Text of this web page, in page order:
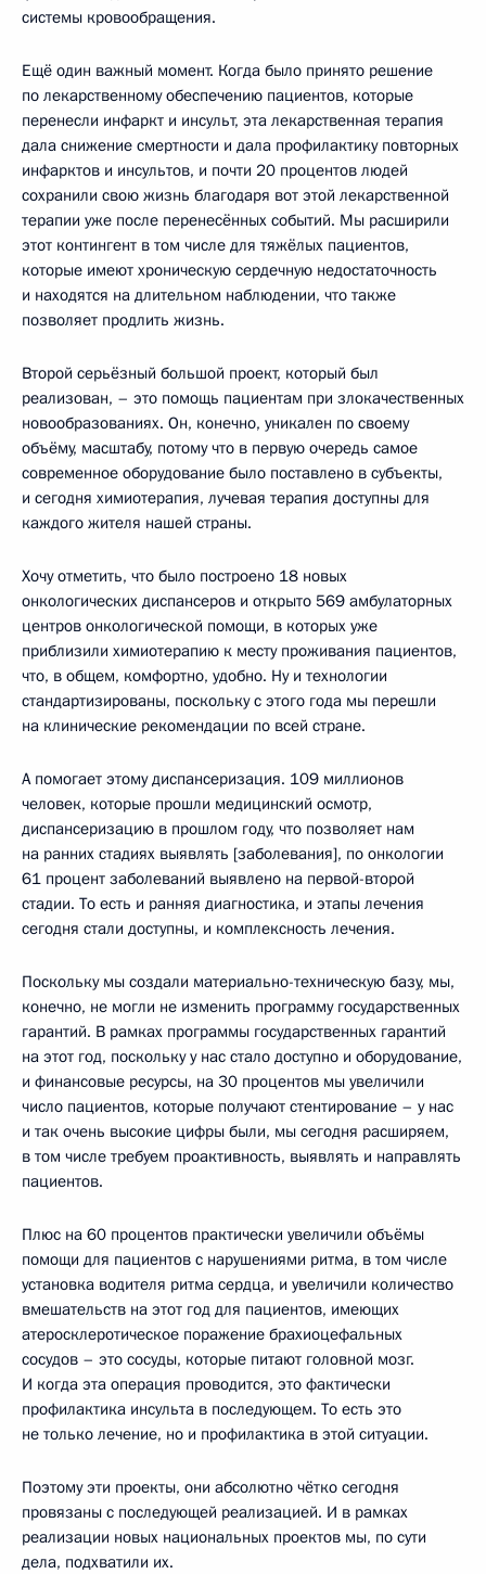
системы кровообращения.
Ещё один важный момент. Когда было принято решение
по лекарственному обеспечению пациентов, которые
перенесли инфаркт и инсульт, эта лекарственная терапия
дала снижение смертности и дала профилактику повторных
инфарктов и инсультов, и почти 20 процентов людей
сохранили свою жизнь благодаря вот этой лекарственной
терапии уже после перенесённых событий. Мы расширили
этот контингент в том числе для тяжёлых пациентов,
которые имеют хроническую сердечную недостаточность
и находятся на длительном наблюдении, что также
позволяет продлить жизнь.
Второй серьёзный большой проект, который был
реализован, – это помощь пациентам при злокачественных
новообразованиях. Он, конечно, уникален по своему
объёму, масштабу, потому что в первую очередь самое
современное оборудование было поставлено в субъекты,
и сегодня химиотерапия, лучевая терапия доступны для
каждого жителя нашей страны.
Хочу отметить, что было построено 18 новых
онкологических диспансеров и открыто 569 амбулаторных
центров онкологической помощи, в которых уже
приблизили химиотерапию к месту проживания пациентов,
что, в общем, комфортно, удобно. Ну и технологии
стандартизированы, поскольку с этого года мы перешли
на клинические рекомендации по всей стране.
А помогает этому диспансеризация. 109 миллионов
человек, которые прошли медицинский осмотр,
диспансеризацию в прошлом году, что позволяет нам
на ранних стадиях выявлять [заболевания], по онкологии
61 процент заболеваний выявлено на первой-второй
стадии. То есть и ранняя диагностика, и этапы лечения
сегодня стали доступны, и комплексность лечения.
Поскольку мы создали материально-техническую базу, мы,
конечно, не могли не изменить программу государственных
гарантий. В рамках программы государственных гарантий
на этот год, поскольку у нас стало доступно и оборудование,
и финансовые ресурсы, на 30 процентов мы увеличили
число пациентов, которые получают стентирование – у нас
и так очень высокие цифры были, мы сегодня расширяем,
в том числе требуем проактивность, выявлять и направлять
пациентов.
Плюс на 60 процентов практически увеличили объёмы
помощи для пациентов с нарушениями ритма, в том числе
установка водителя ритма сердца, и увеличили количество
вмешательств на этот год для пациентов, имеющих
атеросклеротическое поражение брахиоцефальных
сосудов – это сосуды, которые питают головной мозг.
И когда эта операция проводится, это фактически
профилактика инсульта в последующем. То есть это
не только лечение, но и профилактика в этой ситуации.
Поэтому эти проекты, они абсолютно чётко сегодня
провязаны с последующей реализацией. И в рамках
реализации новых национальных проектов мы, по сути
дела, подхватили их.